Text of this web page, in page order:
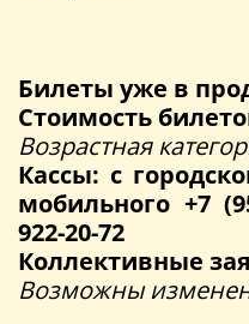
Билеты уже в
Стоимость
Возрастная
Кассы: с
мобильного +7
922-20-72
Коллективные
Возможны